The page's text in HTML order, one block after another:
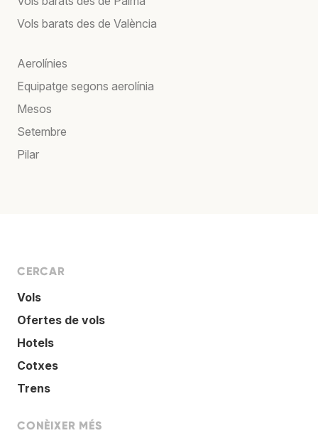
Vols barats des de València
Aerolínies
Equipatge segons aerolínia
Mesos
Setembre
Pilar
CERCAR
Vols
Ofertes de vols
Hotels
Cotxes
Trens
CONÈIXER MÉS